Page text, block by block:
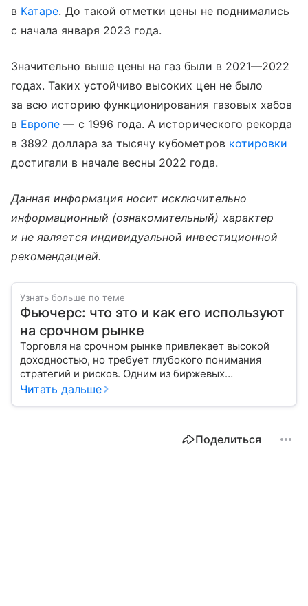
в Катаре. До такой отметки цены не поднимались
с начала января 2023 года.
Значительно выше цены на газ были в 2021—2022
годах. Таких устойчиво высоких цен не было
за всю историю функционирования газовых хабов
в Европе — с 1996 года. А исторического рекорда
в 3892 доллара за тысячу кубометров котировки
достигали в начале весны 2022 года.
Данная информация носит исключительно
информационный (ознакомительный) характер
и не является индивидуальной инвестиционной
рекомендацией.
Узнать больше по теме
Фьючерс: что это и как его используют
на срочном рынке
Торговля на срочном рынке привлекает высокой
доходностью, но требует глубокого понимания
стратегий и рисков. Одним из биржевых
инструментов для краткосрочных инвестиций
Читать дальше
Поделиться